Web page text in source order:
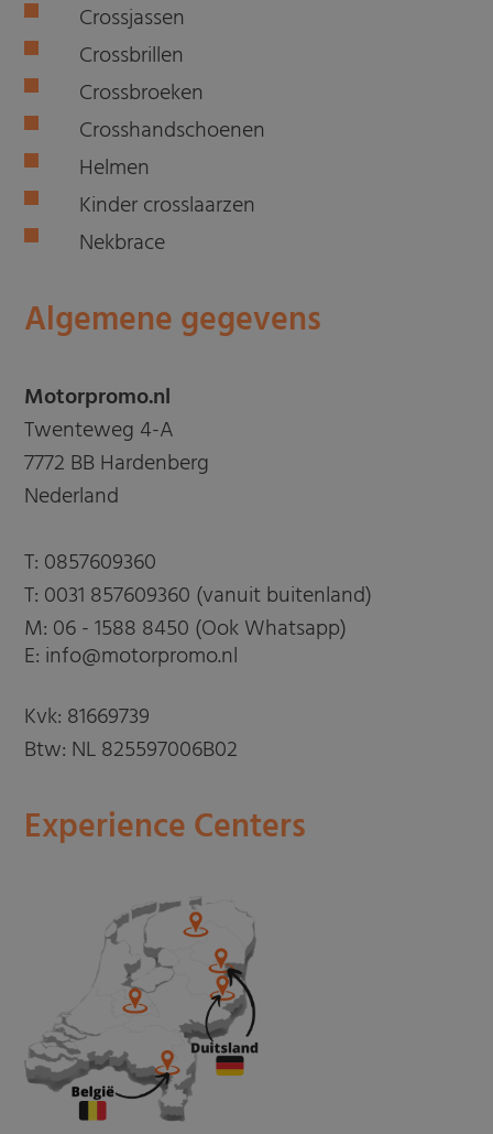
Crossjassen
Crossbrillen
Crossbroeken
Crosshandschoenen
Helmen
Kinder crosslaarzen
Nekbrace
Algemene gegevens
Motorpromo.nl
Twenteweg 4-A
7772 BB Hardenberg
Nederland
T: 0857609360
T: 0031 857609360 (vanuit buitenland)
M: 06 - 1588 8450 (Ook Whatsapp)
E: info@motorpromo.nl
Kvk: 81669739
Btw: NL 825597006B02
Experience Centers